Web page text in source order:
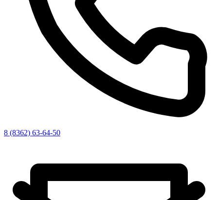
8 (8362) 63-64-50